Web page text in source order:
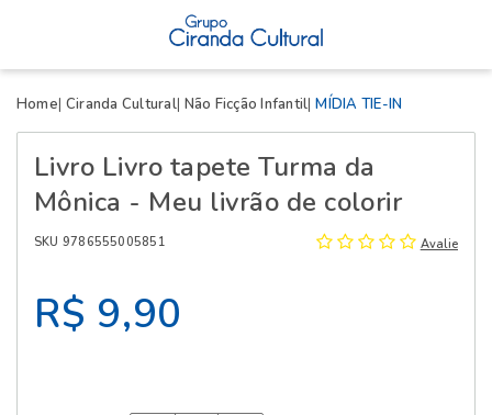
Home Ciranda Cultural Não Ficção Infantil MÍDIA TIE-IN
Livro Livro tapete Turma da
Mônica - Meu livrão de colorir
SKU 9786555005851 Avalie
R$ 9,90